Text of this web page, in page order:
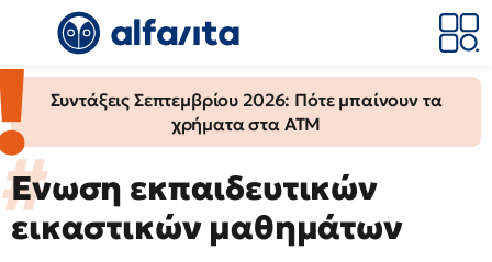
Συντάξεις Σεπτεμβρίου 2026: Πότε μπαίνουν τα
χρήματα στα ΑΤΜ
Ενωση εκπαιδευτικών
εικαστικών μαθημάτων